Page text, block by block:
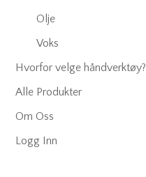
Olje
Voks
Hvorfor velge håndverktøy?
Alle Produkter
Om Oss
Logg Inn